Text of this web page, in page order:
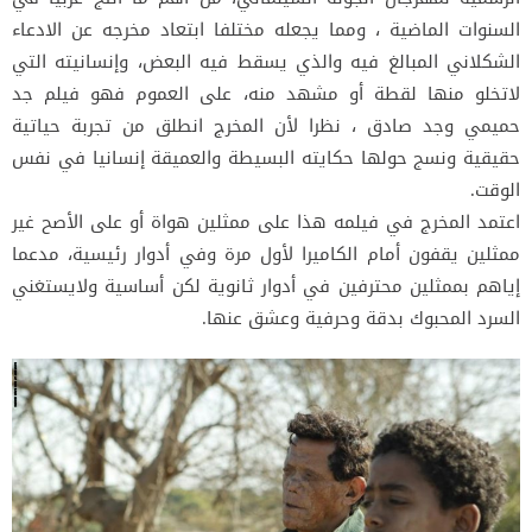
السنوات الماضية ، ومما يجعله مختلفا ابتعاد مخرجه عن الادعاء
الشكلاني المبالغ فيه والذي يسقط فيه البعض، وإنسانيته التي
لاتخلو منها لقطة أو مشهد منه، على العموم فهو فيلم جد
حميمي وجد صادق ، نظرا لأن المخرج انطلق من تجربة حياتية
حقيقية ونسج حولها حكايته البسيطة والعميقة إنسانيا في نفس
الوقت.
اعتمد المخرج في فيلمه هذا على ممثلين هواة أو على الأصح غير
ممثلين يقفون أمام الكاميرا لأول مرة وفي أدوار رئيسية، مدعما
إياهم بممثلين محترفين في أدوار ثانوية لكن أساسية ولايستغني
السرد المحبوك بدقة وحرفية وعشق عنها.